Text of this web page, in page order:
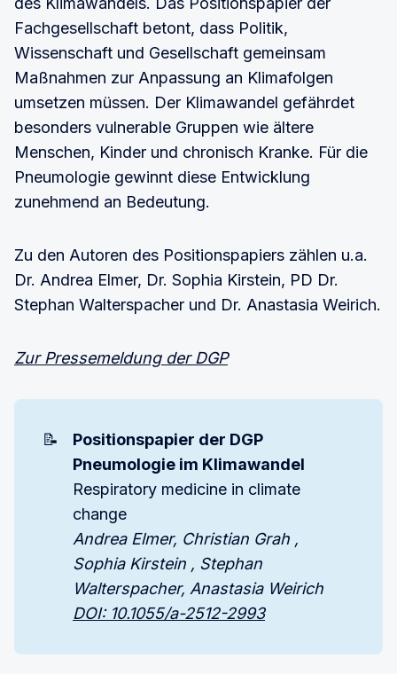
Fachgesellschaft betont, dass Politik,
Wissenschaft und Gesellschaft gemeinsam
Maßnahmen zur Anpassung an Klimafolgen
umsetzen müssen. Der Klimawandel gefährdet
besonders vulnerable Gruppen wie ältere
Menschen, Kinder und chronisch Kranke. Für die
Pneumologie gewinnt diese Entwicklung
zunehmend an Bedeutung.
Zu den Autoren des Positionspapiers zählen u.a.
Dr. Andrea Elmer, Dr. Sophia Kirstein, PD Dr.
Stephan Walterspacher und Dr. Anastasia Weirich.
Zur Pressemeldung der DGP
📝
Positionspapier der DGP
Pneumologie im Klimawandel
Respiratory medicine in climate
change
Andrea Elmer, Christian Grah ,
Sophia Kirstein , Stephan
Walterspacher, Anastasia Weirich
DOI: 10.1055/a-2512-2993